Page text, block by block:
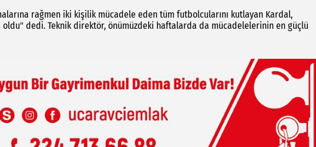
rağmen iki kişilik mücadele eden tüm futbolcularını kutlayan Kardal,
dedi. Teknik direktör, önümüzdeki haftalarda da mücadelelerinin en güçlü